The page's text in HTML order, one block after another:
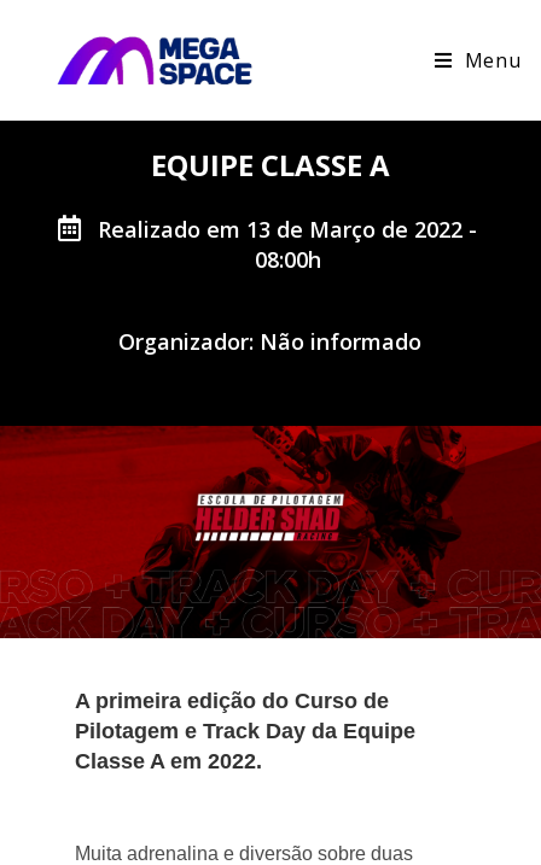
Menu
EQUIPE CLASSE A
Realizado em 13 de Março de 2022 -
08:00h
Organizador: Não informado
A primeira edição do Curso de
Pilotagem e Track Day da Equipe
Classe A em 2022.
Muita adrenalina e diversão sobre duas